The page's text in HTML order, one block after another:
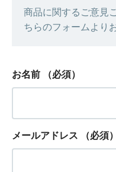
商品に関するご意見
ちらのフォームより
お名前 （必須）
メールアドレス （必須）